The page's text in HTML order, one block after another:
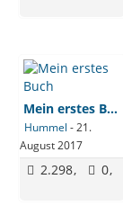
Mein erstes Buch
Hummel -21.
August 2017
2.298 0